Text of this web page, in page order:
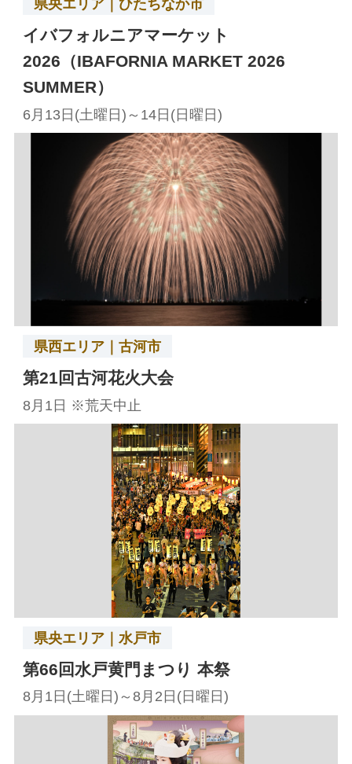
県央エリア｜ひたちなか市
イバフォルニアマーケット
2026（IBAFORNIA MARKET 2026
SUMMER）
6月13日(土曜日)～14日(日曜日)
県西エリア｜古河市
第21回古河花火大会
8月1日 ※荒天中止
県央エリア｜水戸市
第66回水戸黄門まつり 本祭
8月1日(土曜日)～8月2日(日曜日)